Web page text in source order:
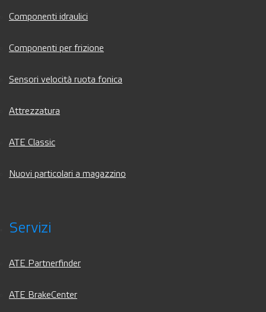
Componenti idraulici
Componenti per frizione
Sensori velocità ruota fonica
Attrezzatura
ATE Classic
Nuovi particolari a magazzino
Servizi
ATE Partnerfinder
ATE BrakeCenter